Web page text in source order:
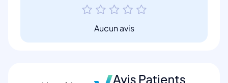
Aucun avis